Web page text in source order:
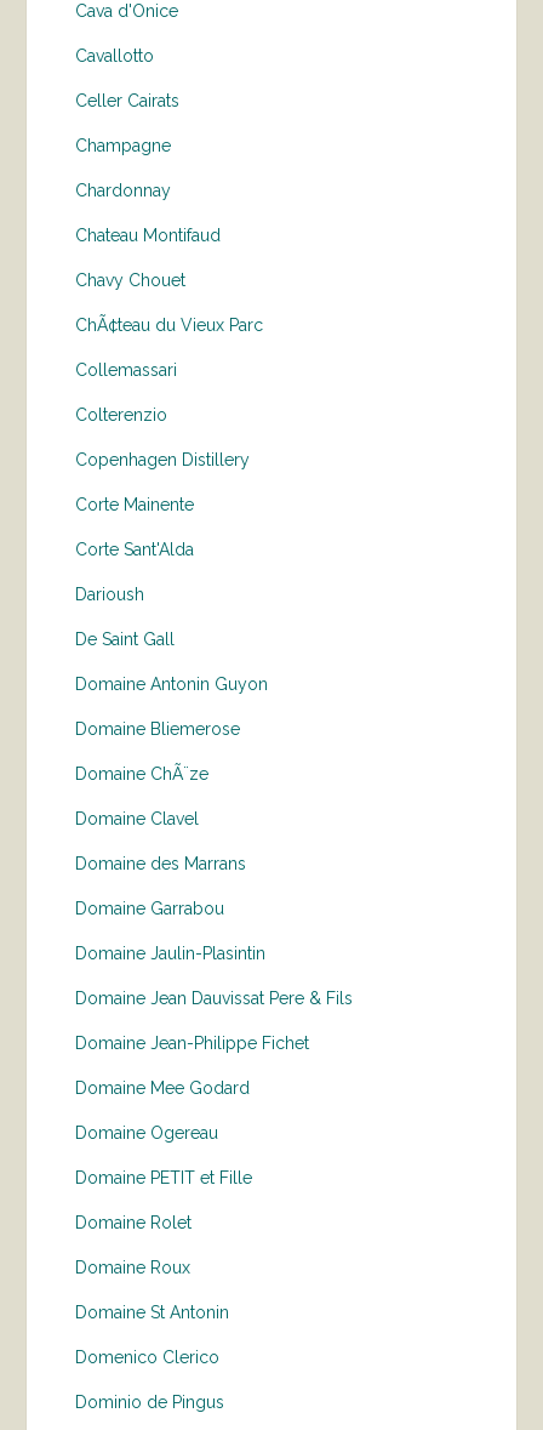
Cava d'Onice
Cavallotto
Celler Cairats
Champagne
Chardonnay
Chateau Montifaud
Chavy Chouet
ChÃ¢teau du Vieux Parc
Collemassari
Colterenzio
Copenhagen Distillery
Corte Mainente
Corte Sant'Alda
Darioush
De Saint Gall
Domaine Antonin Guyon
Domaine Bliemerose
Domaine ChÃ¨ze
Domaine Clavel
Domaine des Marrans
Domaine Garrabou
Domaine Jaulin-Plasintin
Domaine Jean Dauvissat Pere & Fils
Domaine Jean-Philippe Fichet
Domaine Mee Godard
Domaine Ogereau
Domaine PETIT et Fille
Domaine Rolet
Domaine Roux
Domaine St Antonin
Domenico Clerico
Dominio de Pingus